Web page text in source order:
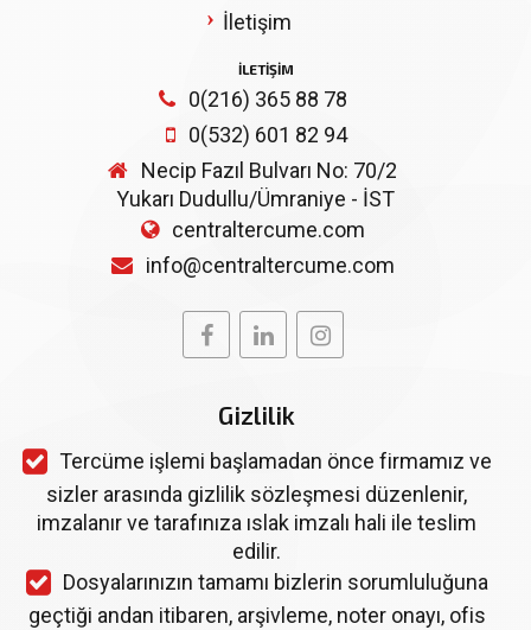
İletişim
İLETIŞIM
0(216) 365 88 78
0(532) 601 82 94
Necip Fazıl Bulvarı No: 70/2
Yukarı Dudullu/Ümraniye - İST
centraltercume.com
info@centraltercume.com
Gizlilik
Tercüme işlemi başlamadan önce firmamız ve
sizler arasında gizlilik sözleşmesi düzenlenir,
imzalanır ve tarafınıza ıslak imzalı hali ile teslim
edilir.
Dosyalarınızın tamamı bizlerin sorumluluğuna
geçtiği andan itibaren, arşivleme, noter onayı, ofis